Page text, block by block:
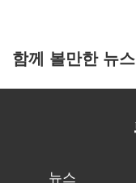
함께 볼만한 뉴스
뉴스